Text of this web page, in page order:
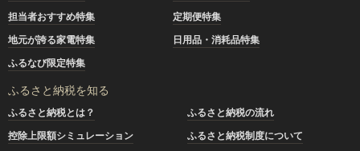
担当者おすすめ特集
定期便特集
地元が誇る家電特集
日用品・消耗品特集
ふるなび限定特集
ふるさと納税を知る
ふるさと納税とは？
ふるさと納税の流れ
控除上限額シミュレーション
ふるさと納税制度について